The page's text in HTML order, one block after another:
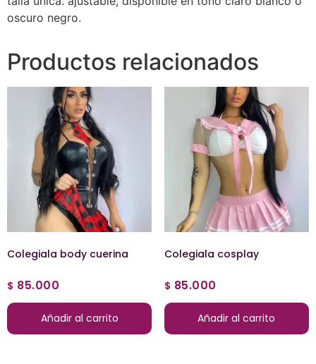
oscuro negro.
Productos relacionados
Colegiala body cuerina
$ 85.000
Añadir al carrito
Colegiala cosplay
$ 85.000
Añadir al carrito